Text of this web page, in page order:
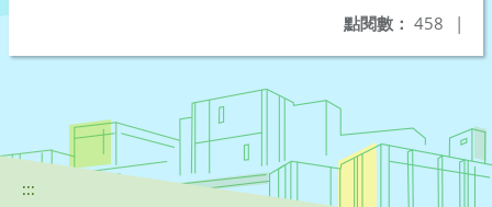
點閱數： 458 |
:::